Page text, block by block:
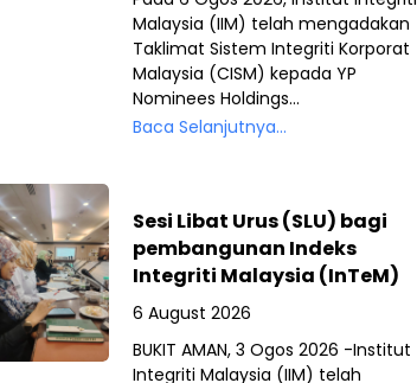
Malaysia (IIM) telah mengadakan
Taklimat Sistem Integriti Korporat
Malaysia (CISM) kepada YP
Nominees Holdings...
Baca Selanjutnya...
Sesi Libat Urus (SLU) bagi
pembangunan Indeks
Integriti Malaysia (InTeM)
6 August 2026
BUKIT AMAN, 3 Ogos 2026 -Institut
Integriti Malaysia (IIM) telah